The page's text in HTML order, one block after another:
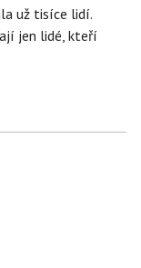
už tisíce lidí.
jen lidé, kteří